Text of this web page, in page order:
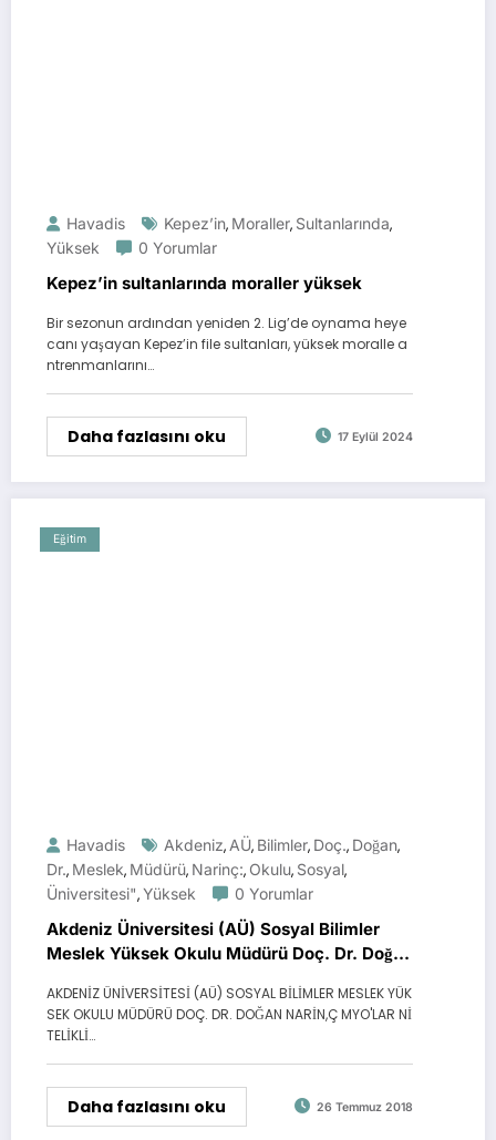
Havadis Kepez’in, Moraller, Sultanlarında,
Yüksek
0 Yorumlar
Kepez’in sultanlarında moraller yüksek
Bir sezonun ardından yeniden 2. Lig’de oynama heye
canı yaşayan Kepez’in file sultanları, yüksek moralle a
ntrenmanlarını…
Daha fazlasını oku 17 Eylül 2024
Eğitim
Havadis Akdeniz, AÜ, Bilimler, Doç., Doğan,
Dr., Meslek, Müdürü, Narinç:, Okulu, Sosyal,
Üniversitesi",Yüksek 0 Yorumlar
Akdeniz Üniversitesi (AÜ) Sosyal Bilimler
Meslek Yüksek Okulu Müdürü Doç. Dr. Doğan
AKDENİZ ÜNİVERSİTESİ (AÜ) SOSYAL BİLİMLER MESLEK YÜK
SEK OKULU MÜDÜRÜ DOÇ. DR. DOĞAN NARİN,Ç MYO'LAR Nİ
TELİKLİ…
Daha fazlasını oku 26 Temmuz 2018